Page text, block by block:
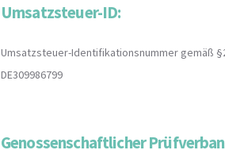
Umsatzsteuer-ID:
Umsatzsteuer-Identifikationsnummer gemäß
DE309986799
Genossenschaftlicher